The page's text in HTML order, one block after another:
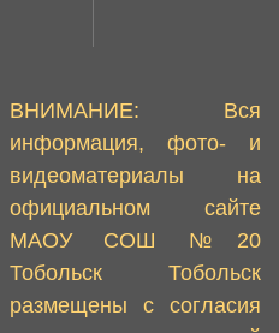
ВНИМАНИЕ: Вся
информация, фото- и
видеоматериалы на
официальном сайте
МАОУ СОШ №20
Тобольск Тобольск
размещены с согласия